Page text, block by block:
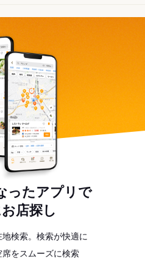
ったアプリで
店探し
検索。検索が快適に
をスムーズに検索